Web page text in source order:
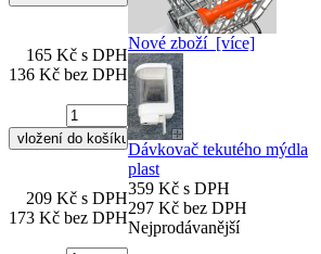
165 Kč s DPH
136 Kč bez DPH
209 Kč s DPH
173 Kč bez DPH
Nové zboží [více]
Dávkovač tekutého mýdla
plast
359 Kč s DPH
297 Kč bez DPH
Nejprodávanější